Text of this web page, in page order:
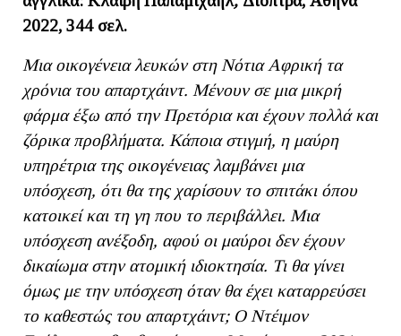
2022, 344 σελ.
Μια οικογένεια λευκών στη Νότια Αφρική τα
χρόνια του απαρτχάιντ. Μένουν σε μια μικρή
φάρμα έξω από την Πρετόρια και έχουν πολλά και
ζόρικα προβλήματα. Κάποια στιγμή, η μαύρη
υπηρέτρια της οικογένειας λαμβάνει μια
υπόσχεση, ότι θα της χαρίσουν το σπιτάκι όπου
κατοικεί και τη γη που το περιβάλλει. Μια
υπόσχεση ανέξοδη, αφού οι μαύροι δεν έχουν
δικαίωμα στην ατομική ιδιοκτησία. Τι θα γίνει
όμως με την υπόσχεση όταν θα έχει καταρρεύσει
το καθεστώς του απαρτχάιντ; Ο Ντέιμον